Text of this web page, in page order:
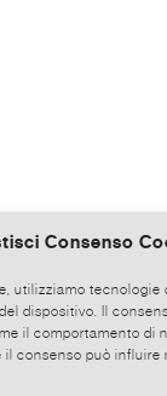
Consenso
utilizziamo
dispositivo. Il
il comportamento di
consenso può influire